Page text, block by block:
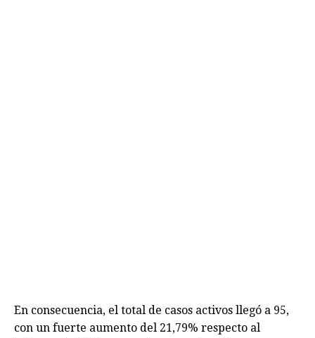
En consecuencia, el total de casos activos llegó a 95,
con un fuerte aumento del 21,79% respecto al